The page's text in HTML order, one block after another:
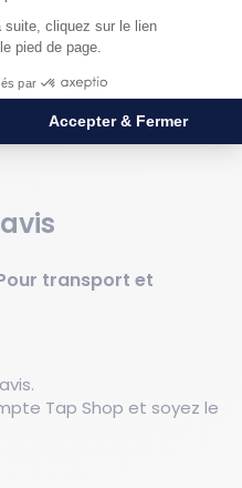
transport et
Tap Shop et soyez le